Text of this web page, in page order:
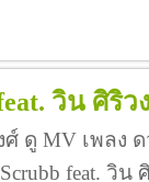
วิน ศิริว
ดู MV เพลง
feat. วิน